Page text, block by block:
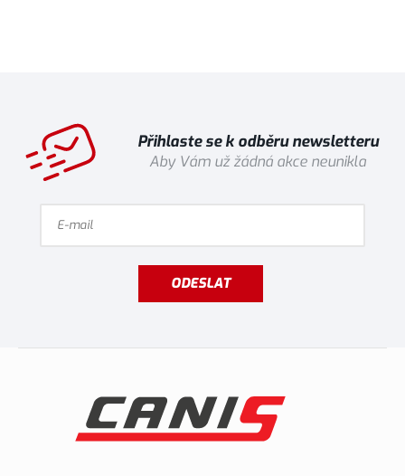
Přihlaste se k odběru newsletteru
Aby Vám už žádná akce neunikla
ODESLAT